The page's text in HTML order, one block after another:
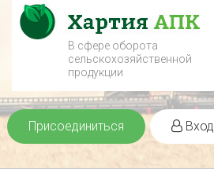
В сфере оборота
сельскохозяйственной
продукции
Присоединиться Вход